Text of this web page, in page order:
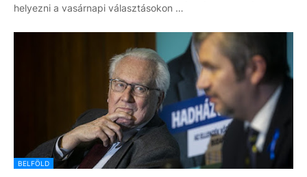
helyezni a vasárnapi választásokon …
BELFÖLD